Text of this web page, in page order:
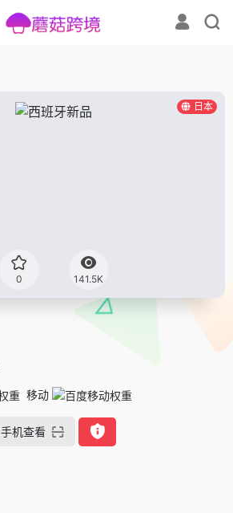
日本
0 141.5K
移动
手机查看